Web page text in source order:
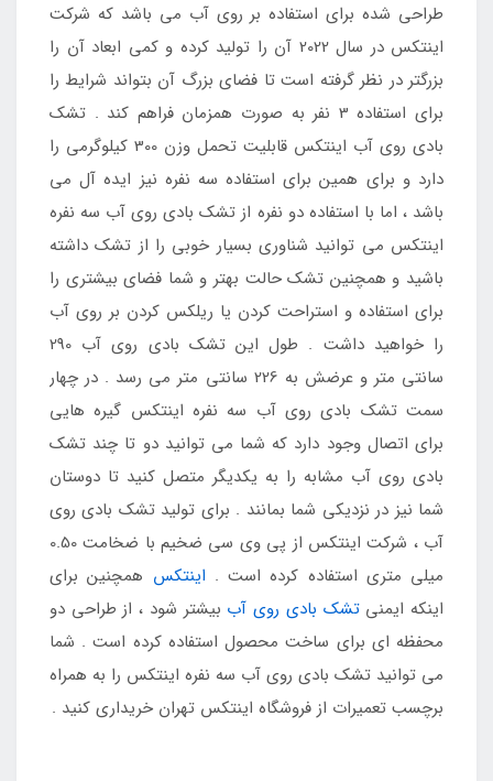
طراحی شده برای استفاده بر روی آب می باشد که شرکت
اینتکس در سال 2022 آن را تولید کرده و کمی ابعاد آن را
بزرگتر در نظر گرفته است تا فضای بزرگ آن بتواند شرایط را
برای استفاده 3 نفر به صورت همزمان فراهم کند . تشک
بادی روی آب اینتکس قابلیت تحمل وزن 300 کیلوگرمی را
دارد و برای همین برای استفاده سه نفره نیز ایده آل می
باشد ، اما با استفاده دو نفره از تشک بادی روی آب سه نفره
اینتکس می توانید شناوری بسیار خوبی را از تشک داشته
باشید و همچنین تشک حالت بهتر و شما فضای بیشتری را
برای استفاده و استراحت کردن یا ریلکس کردن بر روی آب
را خواهید داشت . طول این تشک بادی روی آب 290
سانتی متر و عرضش به 226 سانتی متر می رسد . در چهار
سمت تشک بادی روی آب سه نفره اینتکس گیره هایی
برای اتصال وجود دارد که شما می توانید دو تا چند تشک
بادی روی آب مشابه را به یکدیگر متصل کنید تا دوستان
شما نیز در نزدیکی شما بمانند . برای تولید تشک بادی روی
آب ، شرکت اینتکس از پی وی سی ضخیم با ضخامت 0.50
میلی متری استفاده کرده است . اینتکس همچنین برای
اینکه ایمنیتشک بادی روی آب بیشتر شود ، از طراحی دو
محفظه ای برای ساخت محصول استفاده کرده است . شما
می توانید تشک بادی روی آب سه نفره اینتکس را به همراه
برچسب تعمیرات از فروشگاه اینتکس تهران خریداری کنید .